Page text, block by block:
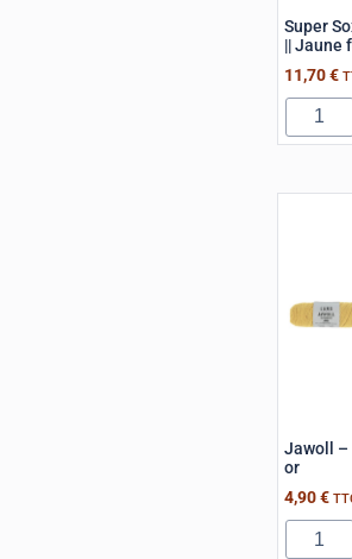
Super
|| Jaune
11,70€
Jawoll –
or
4,90€